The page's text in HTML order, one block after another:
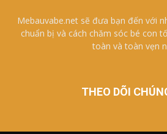
Mebauvabe.net sẽ đưa bạn đến với
chuẩn bị và cách chăm sóc bé con
toàn và toàn vẹn
THEO DÕI